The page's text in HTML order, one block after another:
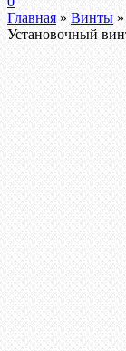
Главная » Винты »
Установочный